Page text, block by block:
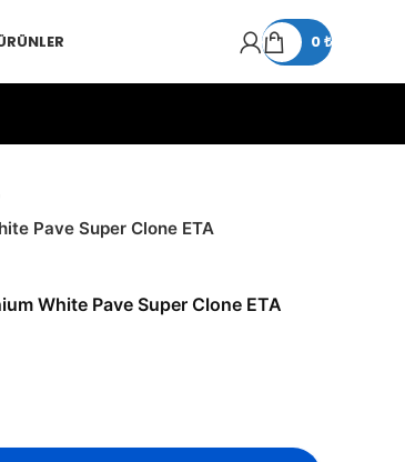
0₺
Pave Super Clone ETA
White Pave Super Clone ETA